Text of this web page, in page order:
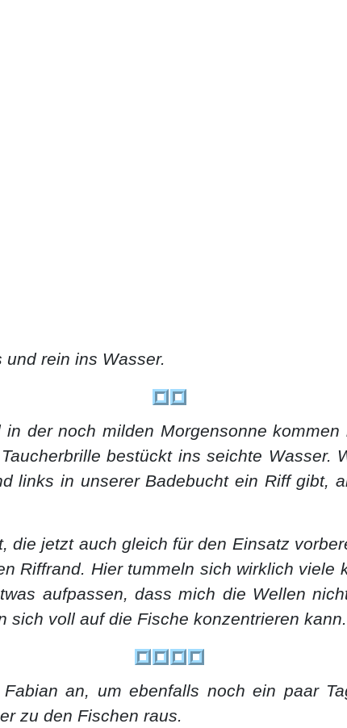
rein ins Wasser.
der noch milden Morgensonne
bestückt ins seichte Wasser.
links in unserer Badebucht ein Riff gibt,
die jetzt auch gleich für den Einsatz
Riffrand. Hier tummeln sich wirklich
aufpassen, dass mich die Wellen
sich voll auf die Fische konzentrieren kann.
an, um ebenfalls noch ein paar
zu den Fischen raus.